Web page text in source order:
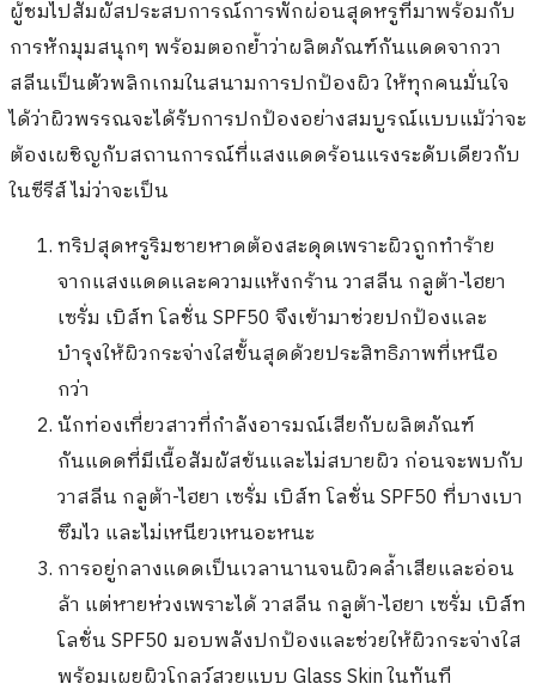
ผู้ชมไปสัมผัสประสบการณ์การพักผ่อนสุดหรูที่มาพร้อมกับ
การหักมุมสนุกๆ พร้อมตอกย้ำว่าผลิตภัณฑ์กันแดดจากวา
สลีนเป็นตัวพลิกเกมในสนามการปกป้องผิว ให้ทุกคนมั่นใจ
ได้ว่าผิวพรรณจะได้รับการปกป้องอย่างสมบูรณ์แบบแม้ว่าจะ
ต้องเผชิญกับสถานการณ์ที่แสงแดดร้อนแรงระดับเดียวกับ
ในซีรีส์ ไม่ว่าจะเป็น
ทริปสุดหรูริมชายหาดต้องสะดุดเพราะผิวถูกทำร้าย
จากแสงแดดและความแห้งกร้าน วาสลีน กลูต้า-ไฮยา
เซรั่ม เบิส์ท โลชั่น SPF50 จึงเข้ามาช่วยปกป้องและ
บำรุงให้ผิวกระจ่างใสขั้นสุดด้วยประสิทธิภาพที่เหนือ
กว่า
นักท่องเที่ยวสาวที่กำลังอารมณ์เสียกับผลิตภัณฑ์
กันแดดที่มีเนื้อสัมผัสข้นและไม่สบายผิว ก่อนจะพบกับ
วาสลีน กลูต้า-ไฮยา เซรั่ม เบิส์ท โลชั่น SPF50 ที่บางเบา
ซึมไว และไม่เหนียวเหนอะหนะ
การอยู่กลางแดดเป็นเวลานานจนผิวคล้ำเสียและอ่อน
ล้า แต่หายห่วงเพราะได้ วาสลีน กลูต้า-ไฮยา เซรั่ม เบิส์ท
โลชั่น SPF50 มอบพลังปกป้องและช่วยให้ผิวกระจ่างใส
พร้อมเผยผิวโกลว์สวยแบบ Glass Skin ในทันที